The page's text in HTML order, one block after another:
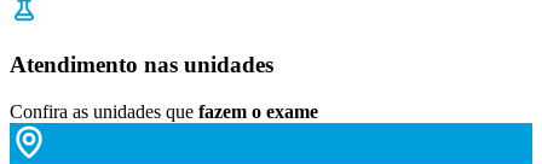
Atendimento nas unidades
Confira as unidades que fazem o exame